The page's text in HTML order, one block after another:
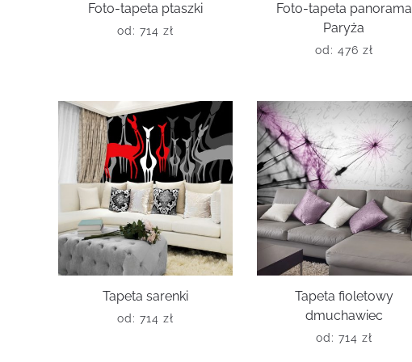
Foto-tapeta ptaszki
od: 714 zł
Foto-tapeta panorama
Paryża
od: 476 zł
Tapeta sarenki
od: 714 zł
Tapeta fioletowy
dmuchawiec
od: 714 zł